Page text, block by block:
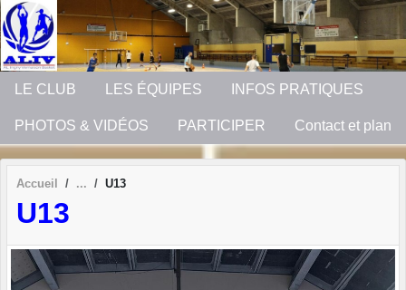
LE CLUB LES ÉQUIPES INFOS PRATIQUES
PHOTOS & VIDÉOS PARTICIPER Contact et plan
Accueil U13
U13
Panneau de gestion des cookies